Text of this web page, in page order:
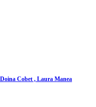
Cobet , Laura Manea